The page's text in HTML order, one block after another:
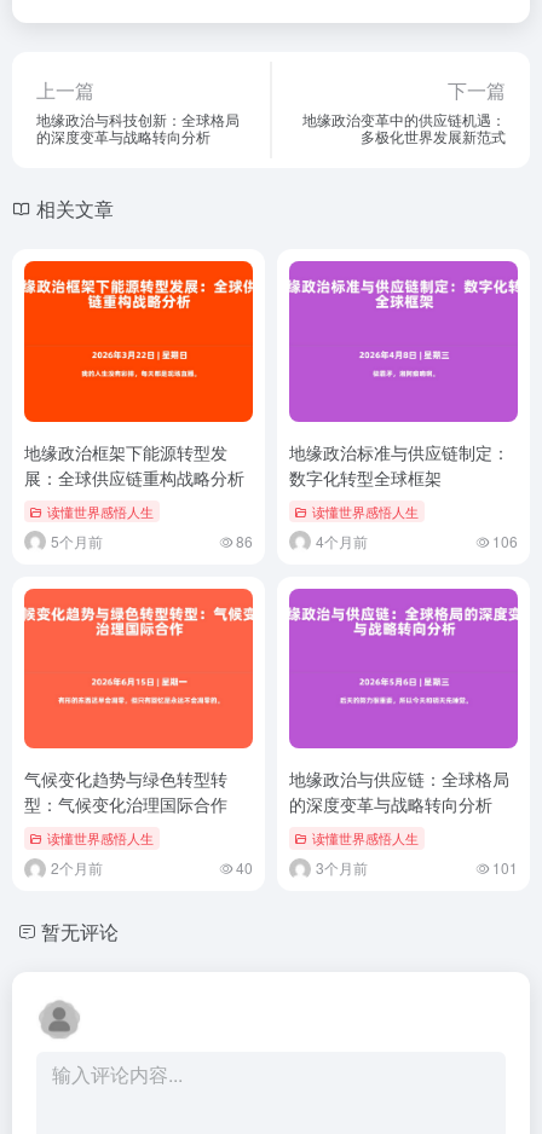
上一篇
地缘政治与科技创新：全球格局
的深度变革与战略转向分析
下一篇
地缘政治变革中的供应链机遇：
多极化世界发展新范式
相关文章
地缘政治框架下能源转型发
展：全球供应链重构战略分析
读懂世界感悟人生
5个月前 86
地缘政治标准与供应链制定：
数字化转型全球框架
读懂世界感悟人生
4个月前 106
气候变化趋势与绿色转型转
型：气候变化治理国际合作
读懂世界感悟人生
2个月前 40
地缘政治与供应链：全球格局
的深度变革与战略转向分析
读懂世界感悟人生
3个月前 101
暂无评论